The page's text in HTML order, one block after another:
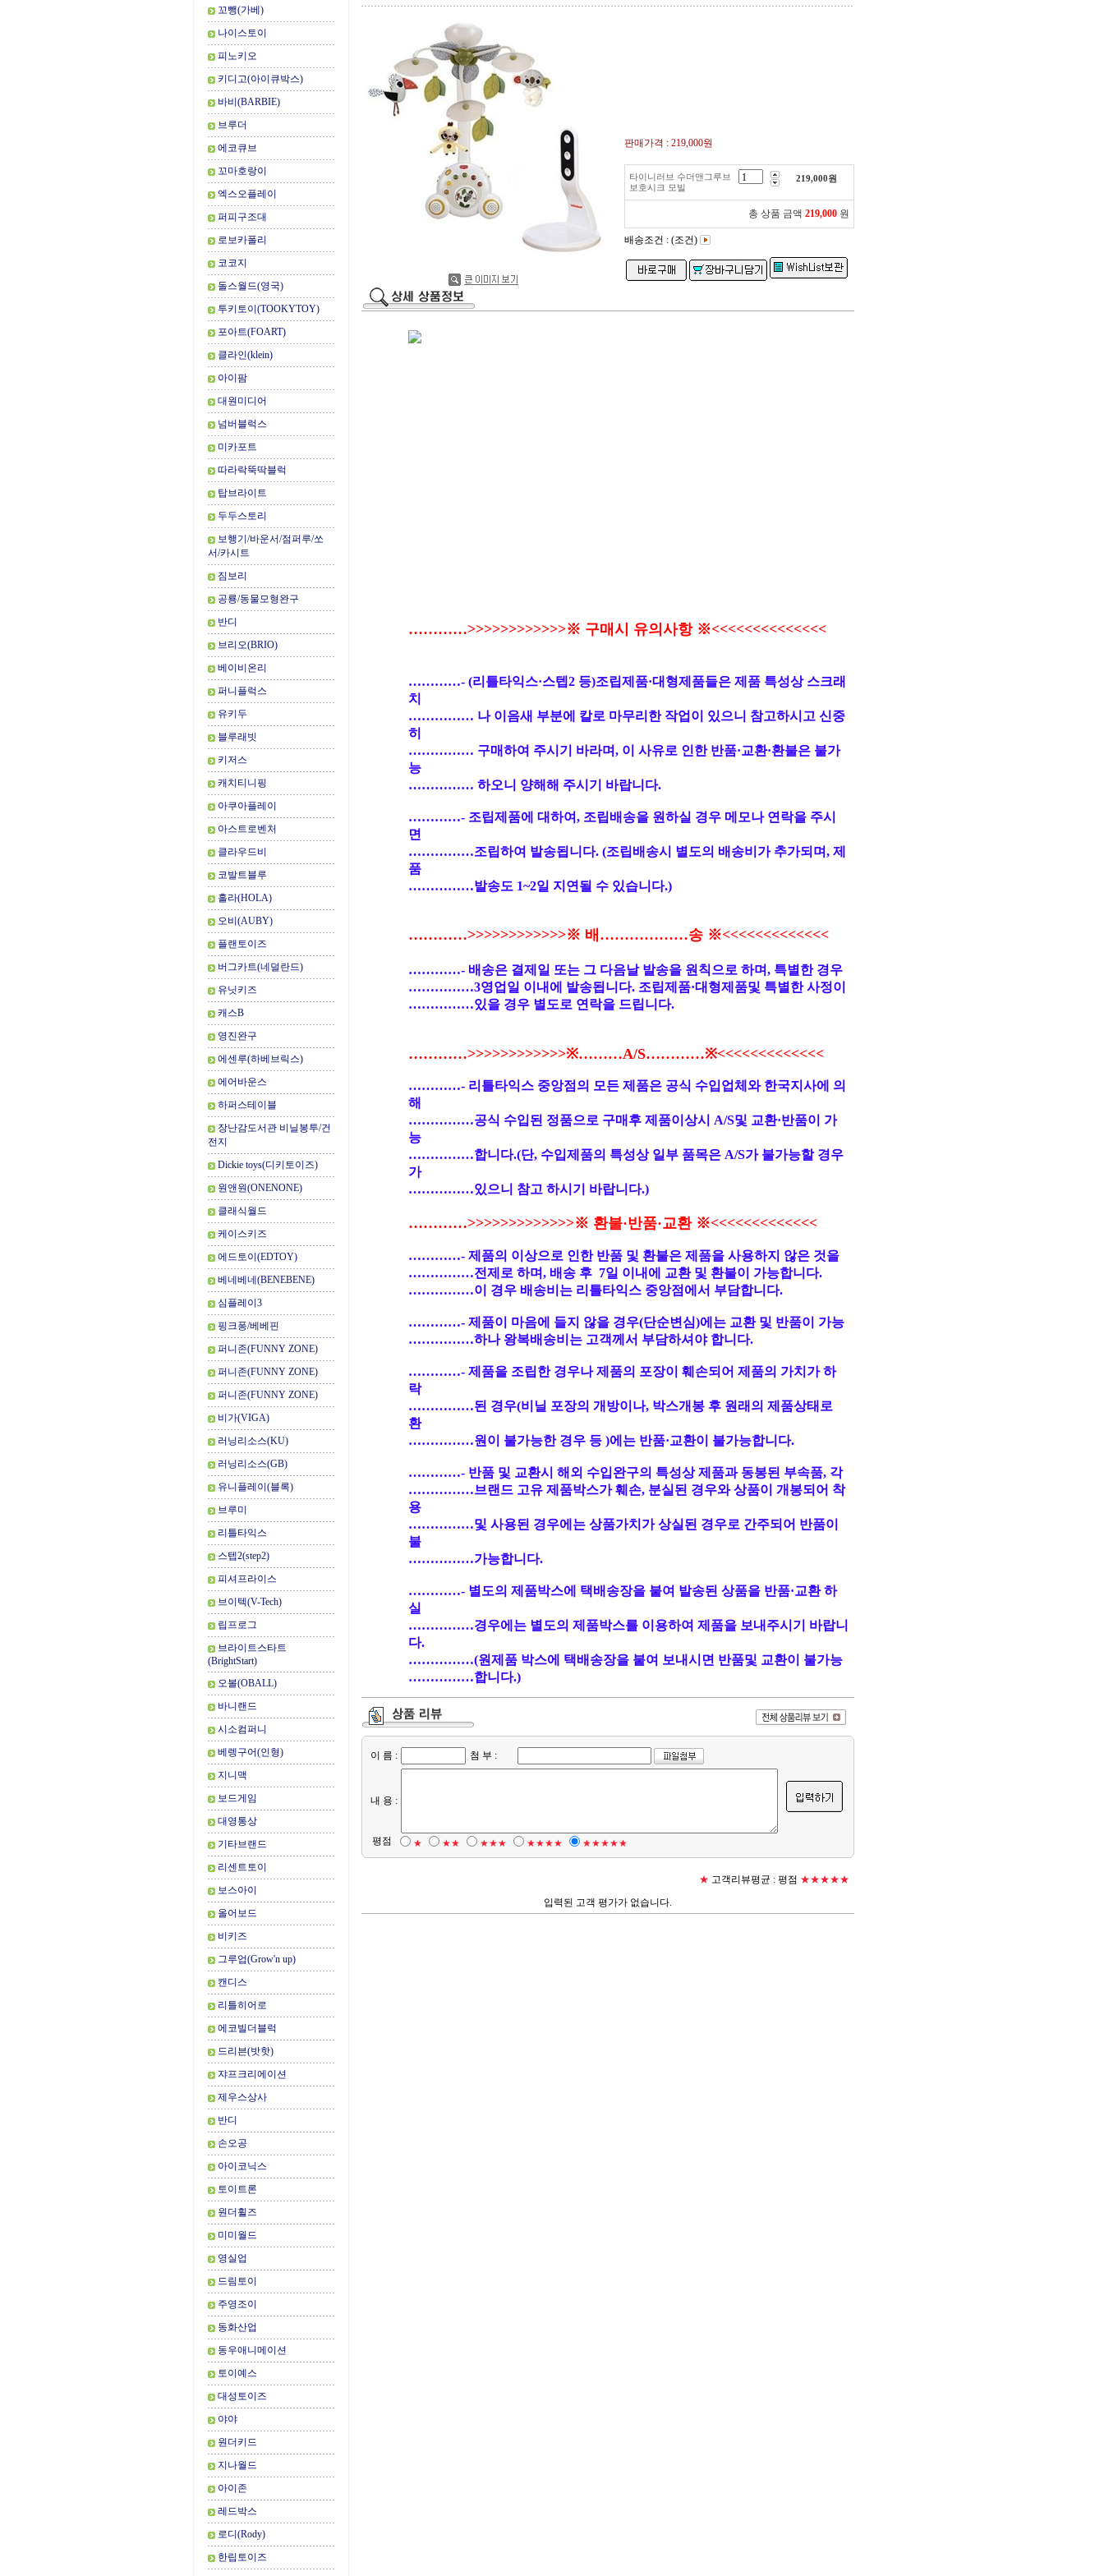
꼬뺑(가베)
나이스토이
피노키오
키디고(아이큐박스)
바비(BARBIE)
브루더
에코큐브
꼬마호랑이
엑스오플레이
퍼피구조대
로보카폴리
코코지
돌스월드(영국)
투키토이(TOOKYTOY)
포아트(FOART)
클라인(klein)
아이팜
대원미디어
넘버블럭스
미카포트
따라락뚝딱블럭
탑브라이트
두두스토리
보행기/바운서/점퍼루/쏘
서/카시트
짐보리
공룡/동물모형완구
반디
브리오(BRIO)
베이비온리
퍼니플럭스
유키두
블루래빗
키저스
캐치티니핑
아쿠아플레이
아스트로벤처
클라우드비
코발트블루
홀라(HOLA)
오비(AUBY)
플랜토이즈
버그카트(네덜란드)
유닛키즈
캐스B
영진완구
에센루(하베브릭스)
에어바운스
하퍼스테이블
장난감도서관 비닐봉투/건
전지
Dickie toys(디키토이즈)
원앤원(ONENONE)
클래식월드
케이스키즈
에드토이(EDTOY)
베네베네(BENEBENE)
심플레이3
핑크퐁/베베핀
퍼니존(FUNNY ZONE)
퍼니존(FUNNY ZONE)
퍼니존(FUNNY ZONE)
비가(VIGA)
러닝리소스(KU)
러닝리소스(GB)
유니플레이(블록)
브루미
리틀타익스
스텝2(step2)
피셔프라이스
브이텍(V-Tech)
립프로그
브라이트스타트
(BrightStart)
오볼(OBALL)
바니랜드
시소컴퍼니
베렝구어(인형)
지니맥
보드게임
대영통상
기타브랜드
리센트토이
보스아이
올어보드
비키즈
그루업(Grow'n up)
캔디스
리틀히어로
에코빌더블럭
드리븐(밧핫)
쟈프크리에이션
제우스상사
반디
손오공
아이코닉스
토이트론
원더휠즈
미미월드
영실업
드림토이
주영조이
동화산업
동우애니메이션
토이예스
대성토이즈
야야
원더키드
지나월드
아이존
레드박스
로디(Rody)
한립토이즈
판매가격 : 219,000원
타이니러브 수더앤그루브
보호시크 모빌
219,000원
총 상품 금액 219,000 원
배송조건 : (조건)
…………>>>>>>>>>>>>※ 구매시 유의사항 ※<<<<<<<<<<<<<<
…………- (리틀타익스·스텝2 등)조립제품·대형제품들은 제품 특성상 스크래
치
…………… 나 이음새 부분에 칼로 마무리한 작업이 있으니 참고하시고 신중
히
…………… 구매하여 주시기 바라며, 이 사유로 인한 반품·교환·환불은 불가
능
…………… 하오니 양해해 주시기 바랍니다.
…………- 조립제품에 대하여, 조립배송을 원하실 경우 메모나 연락을 주시
면
……………조립하여 발송됩니다. (조립배송시 별도의 배송비가 추가되며, 제
품
……………발송도 1~2일 지연될 수 있습니다.)
…………>>>>>>>>>>>>※ 배………………송 ※<<<<<<<<<<<<<
…………- 배송은 결제일 또는 그 다음날 발송을 원칙으로 하며, 특별한 경우
……………3영업일 이내에 발송됩니다. 조립제품·대형제품및 특별한 사정이
……………있을 경우 별도로 연락을 드립니다.
…………>>>>>>>>>>>>※………A/S…………※<<<<<<<<<<<<<
…………- 리틀타익스 중앙점의 모든 제품은 공식 수입업체와 한국지사에 의
해
……………공식 수입된 정품으로 구매후 제품이상시 A/S및 교환·반품이 가
능
……………합니다.(단, 수입제품의 특성상 일부 품목은 A/S가 불가능할 경우
가
……………있으니 참고 하시기 바랍니다.)
…………>>>>>>>>>>>>>※ 환불·반품·교환 ※<<<<<<<<<<<<<
…………- 제품의 이상으로 인한 반품 및 환불은 제품을 사용하지 않은 것을
……………전제로 하며, 배송 후 7일 이내에 교환 및 환불이 가능합니다.
……………이 경우 배송비는 리틀타익스 중앙점에서 부담합니다.
…………- 제품이 마음에 들지 않을 경우(단순변심)에는 교환 및 반품이 가능
……………하나 왕복배송비는 고객께서 부담하셔야 합니다.
…………- 제품을 조립한 경우나 제품의 포장이 훼손되어 제품의 가치가 하
락
……………된 경우(비닐 포장의 개방이나, 박스개봉 후 원래의 제품상태로
환
……………원이 불가능한 경우 등 )에는 반품·교환이 불가능합니다.
…………- 반품 및 교환시 해외 수입완구의 특성상 제품과 동봉된 부속품, 각
……………브랜드 고유 제품박스가 훼손, 분실된 경우와 상품이 개봉되어 착
용
……………및 사용된 경우에는 상품가치가 상실된 경우로 간주되어 반품이
불
……………가능합니다.
…………- 별도의 제품박스에 택배송장을 붙여 발송된 상품을 반품·교환 하
실
……………경우에는 별도의 제품박스를 이용하여 제품을 보내주시기 바랍니
다.
……………(원제품 박스에 택배송장을 붙여 보내시면 반품및 교환이 불가능
……………합니다.)
이 름 : 첨 부 :
내 용 :
평점 ★ ★★ ★★★ ★★★★ ★★★★★
★ 고객리뷰평균 : 평점 ★★★★★
입력된 고객 평가가 없습니다.